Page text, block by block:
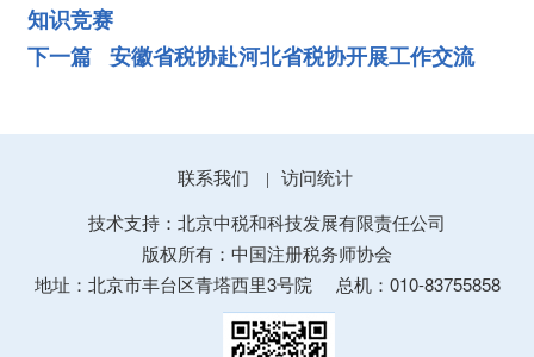
知识竞赛
下一篇 安徽省税协赴河北省税协开展工作交流
联系我们 |
访问统计
技术支持：北京中税和科技发展有限责任公司
版权所有：中国注册税务师协会
地址：北京市丰台区青塔西里3号院
总机：010-83755858